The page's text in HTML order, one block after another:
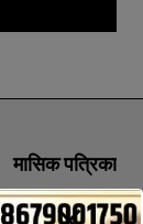
मासिक पत्रिका
NEWSLETTER